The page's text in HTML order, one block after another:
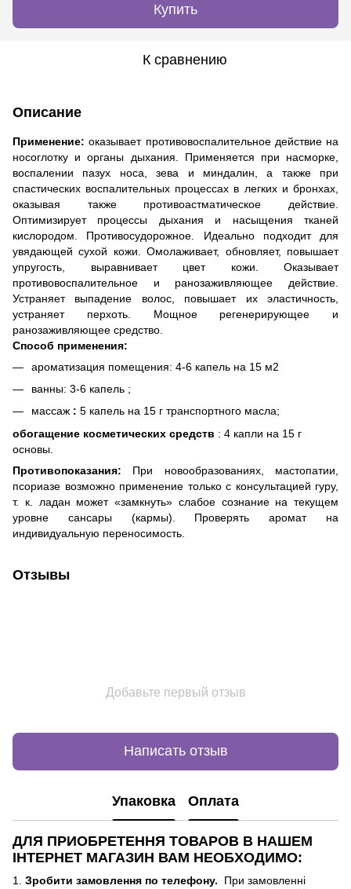
Купить
К сравнению
Описание
Применение: оказывает противовоспалительное действие на
носоглотку и органы дыхания. Применяется при насморке,
воспалении пазух носа, зева и миндалин, а также при
спастических воспалительных процессах в легких и бронхах,
оказывая также противоастматическое действие.
Оптимизирует процессы дыхания и насыщения тканей
кислородом. Противосудорожное. Идеально подходит для
увядающей сухой кожи. Омолаживает, обновляет, повышает
упругость, выравнивает цвет кожи. Оказывает
противовоспалительное и ранозаживляющее действие.
Устраняет выпадение волос, повышает их эластичность,
устраняет перхоть. Мощное регенерирующее и
ранозаживляющее средство.
Способ применения:
ароматизация помещения: 4-6 капель на 15 м2
ванны: 3-6 капель ;
массаж : 5 капель на 15 г транспортного масла;
обогащение косметических средств : 4 капли на 15 г
основы.
Противопоказания: При новообразованиях, мастопатии,
псориазе возможно применение только с консультацией гуру,
т. к. ладан может «замкнуть» слабое сознание на текущем
уровне сансары (кармы). Проверять аромат на
индивидуальную переносимость.
Отзывы
Добавьте первый отзыв
Написать отзыв
Упаковка Оплата
ДЛЯ ПРИОБРЕТЕННЯ ТОВАРОВ В НАШЕМ
ІНТЕРНЕТ МАГАЗИН ВАМ НЕОБХОДИМО:
1. Зробити замовлення по телефону. При замовленні